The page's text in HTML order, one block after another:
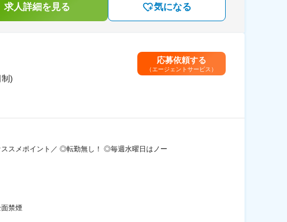
求人詳細を見る 気になる
)
応募依頼する
（エージェントサービス）
スメポイント／ ◎転勤無し！ ◎毎週水曜日はノー
禁煙